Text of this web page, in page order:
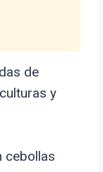
de
y
cebollas